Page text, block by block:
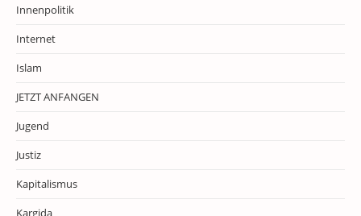
Innenpolitik
Internet
Islam
JETZT ANFANGEN
Jugend
Justiz
Kapitalismus
Kargida